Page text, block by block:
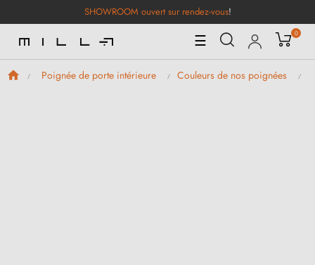
SHOWROOM ouvert sur rendez-vous!
Basculer
la
navigation
☰ 0
Poignée de porte intérieure Couleurs de nos poignées